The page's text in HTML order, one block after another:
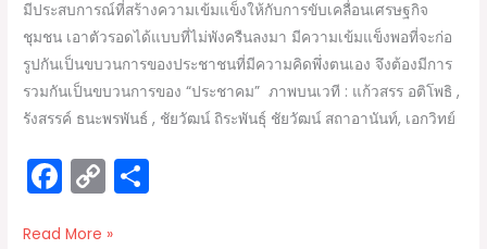
มีประสบการณ์ที่สร้างความเข้มแข็งให้กับการขับเคลื่อนเศรษฐกิจ
ชุมชน เอาตัวรอดได้แบบที่ไม่พังครืนลงมา มีความเข้มแข็งพอที่จะก่อ
รูปกันเป็นขบวนการของประชาชนที่มีความคิดพึ่งตนเอง จึงต้องมีการ
รวมกันเป็นขบวนการของ “ประชาคม” ภาพบนเวที : แก้วสรร อติโพธิ ,
รังสรรค์ ธนะพรพันธ์ , ชัยวัฒน์ ถิระพันธุ์ ชัยวัฒน์ สถาอานันท์, เอกวิทย์
F
a
C
o
Read More »